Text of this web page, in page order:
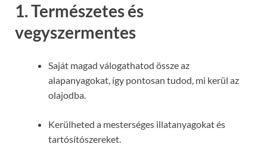
1. Természetes és
vegyszermentes
Saját magad válogathatod össze az
alapanyagokat, így pontosan tudod, mi kerül az
olajodba.
Kerülheted a mesterséges illatanyagokat és
tartósítószereket.